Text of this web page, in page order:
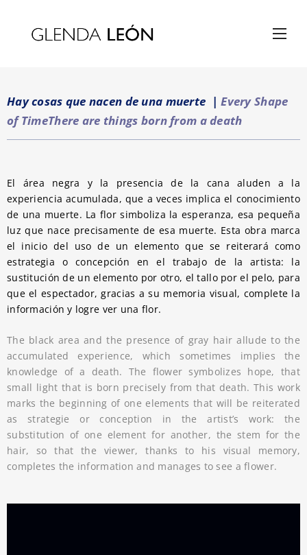
Hay cosas que nacen de una muerte | Every Shape
of TimeThere are things born from a death
El área negra y la presencia de la cana aluden a la
experiencia acumulada, que a veces implica el conocimiento
de una muerte. La flor simboliza la esperanza, esa pequeña
luz que nace precisamente de esa muerte. Esta obra marca
el inicio del uso de un elemento que se reiterará como
estrategia o concepción en el trabajo de la artista: la
sustitución de un elemento por otro, el tallo por el pelo, para
que el espectador, gracias a su memoria visual, complete la
información y logre ver una flor.
The black area and the presence of gray hair allude to the
accumulated experience, which sometimes implies the
knowledge of a death. The flower symbolizes hope, that
small light that is born precisely from that death. This work
marks the beginning of one elements that will be reiterated
as strategie or conception in the artist’s work: the
substitution of one element for another, the stem for the
hair, so that the viewer, thanks to his visual memory,
completes the information and manages to see a flower.